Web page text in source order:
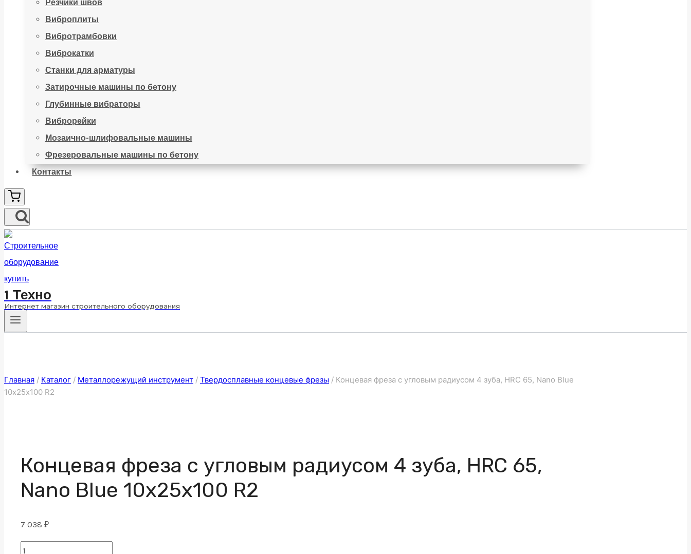
Резчики швов
Виброплиты
Вибротрамбовки
Виброкатки
Станки для арматуры
Затирочные машины по бетону
Глубинные вибраторы
Виброрейки
Мозаично-шлифовальные машины
Фрезеровальные машины по бетону
Контакты
1 Техно
Интернет магазин строительного оборудования
Главная / Каталог / Металлорежущий инструмент / Твердосплавные концевые фрезы / Концевая фреза с угловым радиусом 4 зуба, HRC 65, Nano Blue
10х25х100 R2
Концевая фреза с угловым радиусом 4 зуба, HRC 65,
Nano Blue 10х25х100 R2
7 038 ₽
Концевая